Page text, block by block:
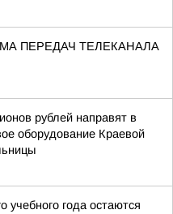
ПЕРЕДАЧ ТЕЛЕКАНАЛА
рублей направят в
оборудование Краевой
учебного года остаются